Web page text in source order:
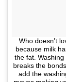
Who doesn’t
because milk
the fat.
breaks the
add the